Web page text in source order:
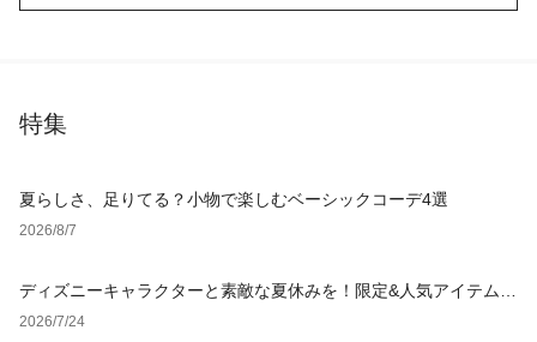
特集
夏らしさ、足りてる？小物で楽しむベーシックコーデ4選
2026/8/7
ディズニーキャラクターと素敵な夏休みを！限定&人気アイテム特
集
2026/7/24